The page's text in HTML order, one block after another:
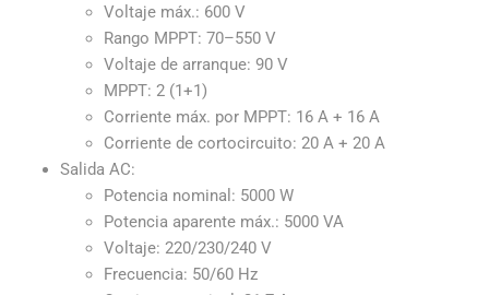
Voltaje máx.: 600 V
Rango MPPT: 70–550 V
Voltaje de arranque: 90 V
MPPT: 2 (1+1)
Corriente máx. por MPPT: 16 A + 16 A
Corriente de cortocircuito: 20 A + 20 A
Salida AC:
Potencia nominal: 5000 W
Potencia aparente máx.: 5000 VA
Voltaje: 220/230/240 V
Frecuencia: 50/60 Hz